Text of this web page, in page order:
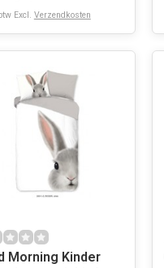
Excl. Verzendkosten
Kinder